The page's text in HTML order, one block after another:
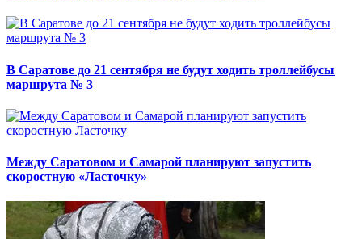
В Саратове до 21 сентября не будут ходить троллейбусы
маршрута № 3
Между Саратовом и Самарой планируют запустить
скоростную «Ласточку»